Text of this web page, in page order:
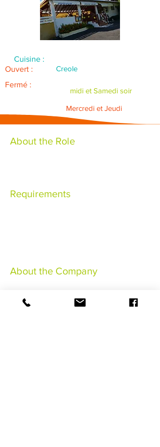
Cuisine :
Creole
Ouvert :
midi et Samedi soir
Fermé :
Mercredi et Jeudi
About the Role
Requirements
About the Company